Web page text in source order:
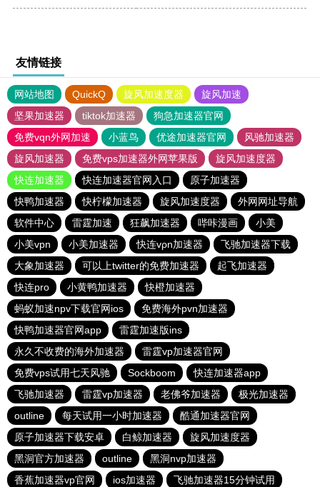
友情链接
网站地图 QuickQ 旋风加速度器
旋风加速
坚果加速器
tiktok加速器
狗急加速器官网
免费vqn外网加速
小蓝鸟 优途加速器官网
风驰加速器
旋风加速器
免费vps加速器外网苹果版
旋风加速度器
快连加速器
快连加速器官网入口
原子加速器
快鸭加速器
快柠檬加速器 旋风加速度器
外网网址导航
软件中心
雷霆加速 狂飙加速器 哔咔漫画
小美
小美vpn
小美加速器 快连vρn加速器
飞驰加速器下载
大象加速器
可以上twitter的免费加速器
起飞加速器
快连pro
小黄鸭加速器
快橙加速器
蚂蚁加速npv下载官网ios
免费海外pvn加速器
快鸭加速器官网app
雷霆加速版ins
永久不收费的海外加速器
雷霆vp加速器官网
免费vps试用七天风驰
Sockboom
快连加速器app
飞驰加速器
雷霆vp加速器 老佛爷加速器
极光加速器
outline
每天试用一小时加速器
酷通加速器官网
原子加速器下载安卓
白鲸加速器
旋风加速度器
黑洞官方加速器
outline
黑洞nvp加速器
香蕉加速器vp官网
ios加速器 飞驰加速器15分钟试用